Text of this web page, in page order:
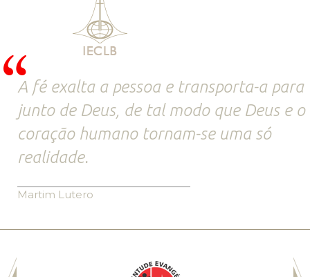
A fé exalta a pessoa e transporta-a para
junto de Deus, de tal modo que Deus e o
coração humano tornam-se uma só
realidade.
Martim Lutero